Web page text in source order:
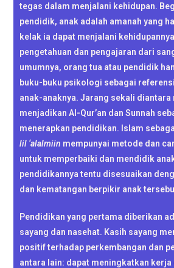
tegas dalam menjalani kehidupan.
pendidik, anak adalah amanah yang
kelak ia dapat menjalani
pengetahuan dan pengajaran dari
umumnya, orang tua atau pendidik
buku-buku psikologi sebagai
anak-anaknya. Jarang sekali diantara
menjadikan Al-Qur’an dan Sunnah
menerapkan pendidikan. Islam
lil ‘alalmiin mempunyai metode dan
untuk memperbaiki dan mendidik
pendidikannya tentu disesuaikan
dan kematangan berpikir anak
Pendidikan yang pertama diberikan
sayang dan nasehat. Kasih sayang
positif terhadap perkembangan dan
antara lain: dapat meningkatkan